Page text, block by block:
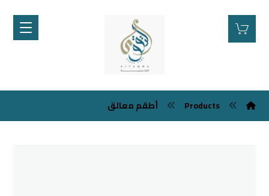
Products أطقم معالق